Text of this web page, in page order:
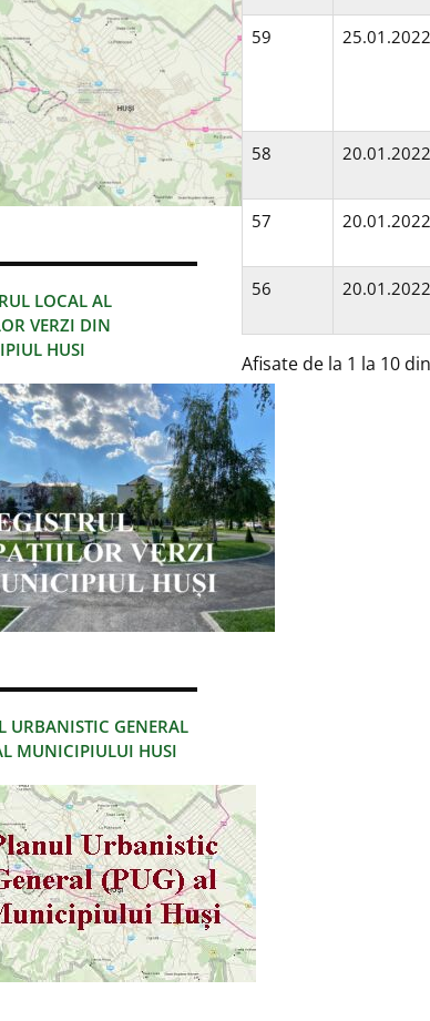
LOCAL AL
VERZI DIN
HUSI
URBANISTIC GENERAL
MUNICIPIULUI HUSI
59
25.01.2022
58
20.01.2022
57
20.01.2022
56
20.01.2022
Afisate de la 1 la 10